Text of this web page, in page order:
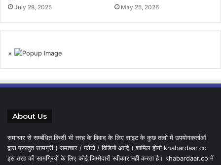
July 28, 2025 May 25, 2026
×
About Us
समाचार से सम्बंधित किसी भी तरह के विवाद के लिए साइट के कुछ तत्वों में उपयोगकर्ताओं
द्वारा प्रस्तुत सामग्री ( समाचार / फोटो / विडियो आदि ) शामिल होगी khabardaar.co
इस तरह की सामग्रियों के लिए कोई जिम्मेदारी स्वीकार नहीं करता है। khabardaar.co में